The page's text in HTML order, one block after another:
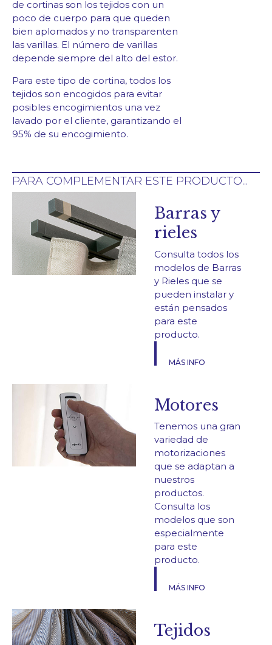
de cortinas son los tejidos con un
poco de cuerpo para que queden
bien aplomados y no transparenten
las varillas. El número de varillas
depende siempre del alto del estor.
Para este tipo de cortina, todos los
tejidos son encogidos para evitar
posibles encogimientos una vez
lavado por el cliente, garantizando el
95% de su encogimiento.
PARA COMPLEMENTAR ESTE PRODUCTO...
Barras y
rieles
Consulta todos los
modelos de Barras
y Rieles que se
pueden instalar y
están pensados
para este
producto.
MÁS INFO
Motores
Tenemos una gran
variedad de
motorizaciones
que se adaptan a
nuestros
productos.
Consulta los
modelos que son
especialmente
para este
producto.
MÁS INFO
Tejidos